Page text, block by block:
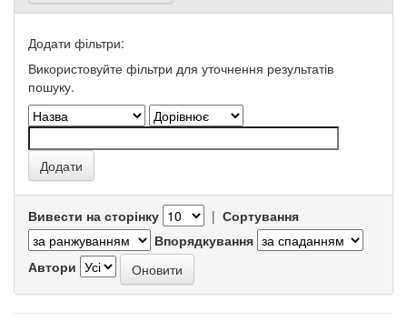
Додати фільтри:
Використовуйте фільтри для уточнення результатів
пошуку.
Вивести на сторінку | Сортування
Впорядкування
Автори